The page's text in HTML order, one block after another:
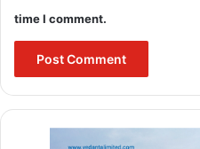
Buland
time I comment.